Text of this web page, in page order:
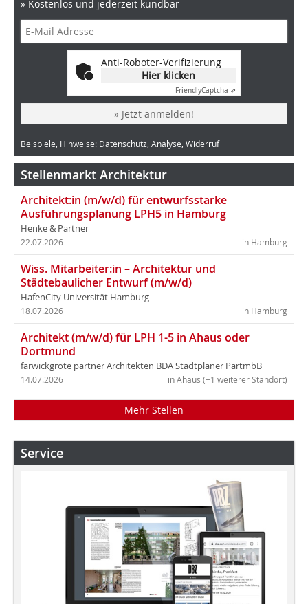
» Kostenlos und jederzeit kündbar
Anti-Roboter-Verifizierung
Hier klicken
FriendlyCaptcha ⇗
» Jetzt anmelden!
Beispiele, Hinweise: Datenschutz, Analyse, Widerruf
Stellenmarkt Architektur
Architekt:in (m/w/d) für entwurfsstarke
Ausführungsplanung LPH5 in Hamburg
Henke & Partner
in Hamburg
22.07.2026
Wiss. Mitarbeiter:in – Architektur und
Städtebaulicher Entwurf (m/w/d)
HafenCity Universität Hamburg
in Hamburg
18.07.2026
Architekt (m/w/d) für LPH 1-5 in Ahaus oder
Dortmund
farwickgrote partner Architekten BDA Stadtplaner PartmbB
in Ahaus (+1 weiterer Standort)
14.07.2026
Mehr Stellen
Service